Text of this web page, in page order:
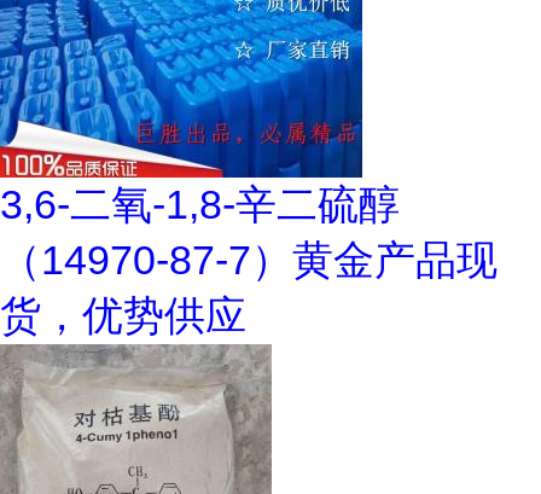
3,6-二氧-1,8-辛二硫醇
（14970-87-7）黄金产品现
货，优势供应